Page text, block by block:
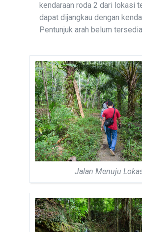
kendaraan roda 2 dari lokasi
dapat dijangkau dengan
Pentunjuk arah belum
Jalan Menuju